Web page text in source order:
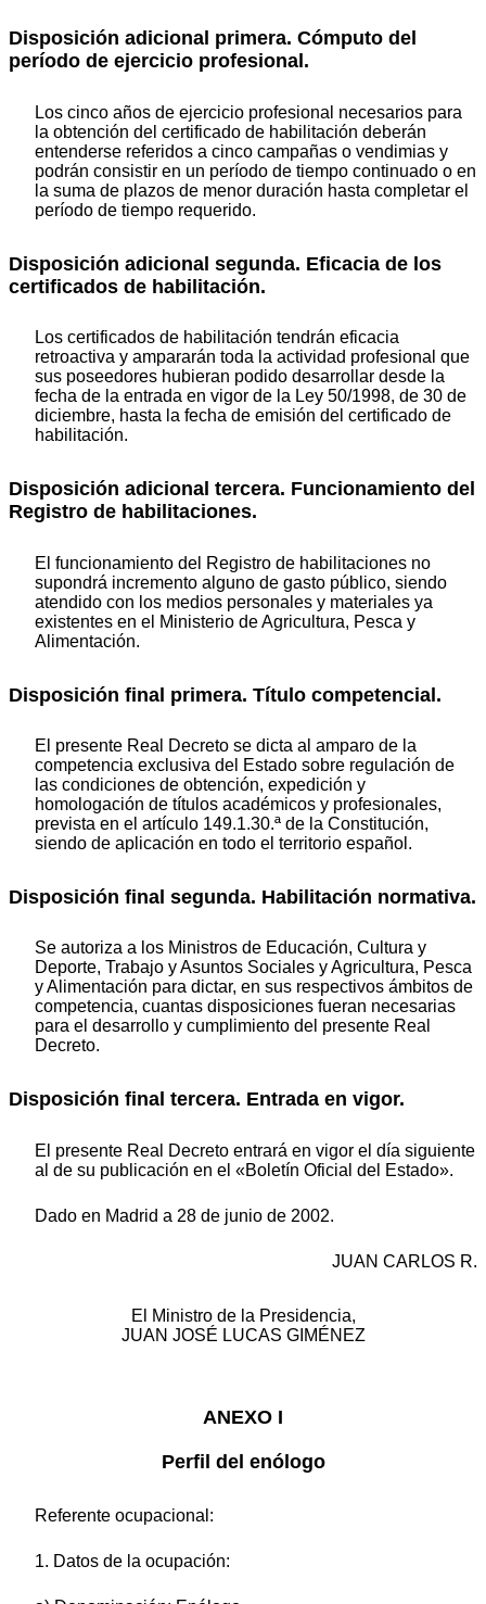
Disposición adicional primera. Cómputo del
período de ejercicio profesional.
Los cinco años de ejercicio profesional necesarios para
la obtención del certificado de habilitación deberán
entenderse referidos a cinco campañas o vendimias y
podrán consistir en un período de tiempo continuado o en
la suma de plazos de menor duración hasta completar el
período de tiempo requerido.
Disposición adicional segunda. Eficacia de los
certificados de habilitación.
Los certificados de habilitación tendrán eficacia
retroactiva y ampararán toda la actividad profesional que
sus poseedores hubieran podido desarrollar desde la
fecha de la entrada en vigor de la Ley 50/1998, de 30 de
diciembre, hasta la fecha de emisión del certificado de
habilitación.
Disposición adicional tercera. Funcionamiento del
Registro de habilitaciones.
El funcionamiento del Registro de habilitaciones no
supondrá incremento alguno de gasto público, siendo
atendido con los medios personales y materiales ya
existentes en el Ministerio de Agricultura, Pesca y
Alimentación.
Disposición final primera. Título competencial.
El presente Real Decreto se dicta al amparo de la
competencia exclusiva del Estado sobre regulación de
las condiciones de obtención, expedición y
homologación de títulos académicos y profesionales,
prevista en el artículo 149.1.30.ª de la Constitución,
siendo de aplicación en todo el territorio español.
Disposición final segunda. Habilitación normativa.
Se autoriza a los Ministros de Educación, Cultura y
Deporte, Trabajo y Asuntos Sociales y Agricultura, Pesca
y Alimentación para dictar, en sus respectivos ámbitos de
competencia, cuantas disposiciones fueran necesarias
para el desarrollo y cumplimiento del presente Real
Decreto.
Disposición final tercera. Entrada en vigor.
El presente Real Decreto entrará en vigor el día siguiente
al de su publicación en el «Boletín Oficial del Estado».
Dado en Madrid a 28 de junio de 2002.
JUAN CARLOS R.
El Ministro de la Presidencia,
JUAN JOSÉ LUCAS GIMÉNEZ
ANEXO I
Perfil del enólogo
Referente ocupacional:
1. Datos de la ocupación: